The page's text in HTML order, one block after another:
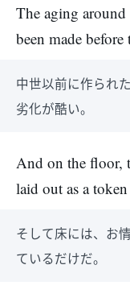
The aging around
been made
中世以前に作られ
劣化が酷い。
And on the floor,
laid out as a
そして床には、お
ているだけだ。